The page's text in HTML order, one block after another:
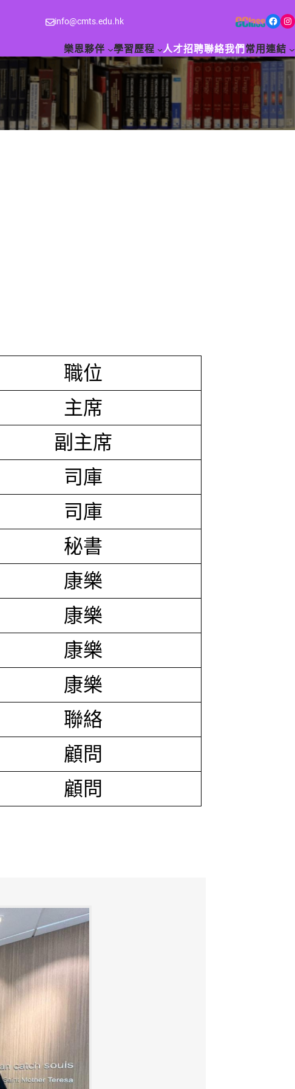
info@cmts.edu.hk Facebook Instagram
樂恩夥伴 學習歷程 人才招聘聯絡我們 常用連結
職位
主席
副主席
司庫
司庫
秘書
康樂
康樂
康樂
康樂
聯絡
顧問
顧問